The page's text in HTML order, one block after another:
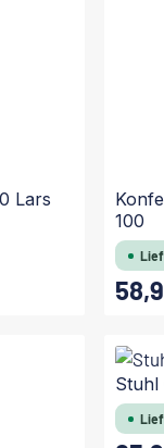
Lars
100
Stuhl